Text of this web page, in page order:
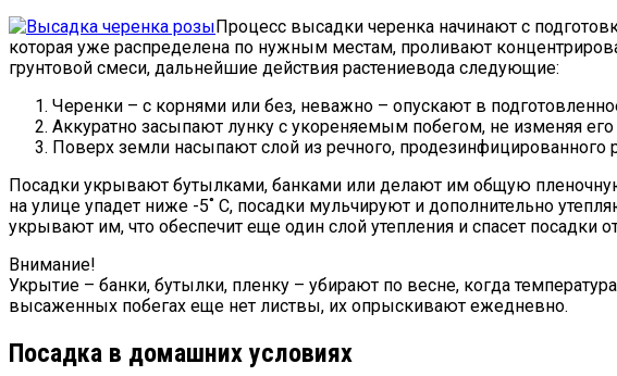
Процесс высадки черенка начинают с
которая уже распределена по нужным местам, проливают
грунтовой смеси, дальнейшие действия растениевода следующие:
Черенки – с корнями или без, неважно – опускают в
Аккуратно засыпают лунку с укореняемым побегом, не изменяя
Поверх земли насыпают слой из речного,
Посадки укрывают бутылками, банками или делают им общую
на улице упадет ниже -5˚ C, посадки мульчируют и дополнительно
укрывают им, что обеспечит еще один слой утепления и спасет посадки
Внимание!
Укрытие – банки, бутылки, пленку – убирают по весне, когда
высаженных побегах еще нет листвы, их опрыскивают ежедневно.
Посадка в домашних условиях